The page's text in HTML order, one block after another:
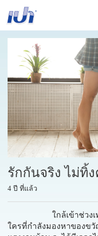
รักกันจริง ไม่ทิ้
4 ปี ที่แล้ว
ใกล้เข้าช่วงเทศกา
ใครที่กำลังมองหาของข